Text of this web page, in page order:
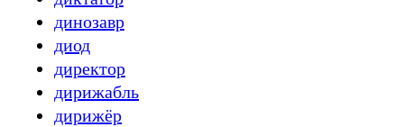
динозавр
диод
директор
дирижабль
дирижёр